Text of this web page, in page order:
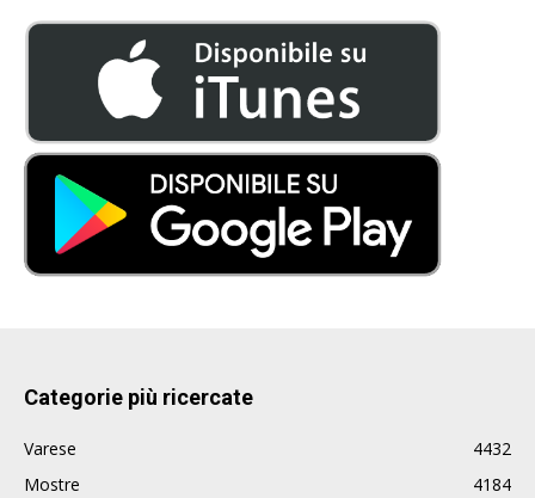
Categorie più ricercate
Varese
4432
Mostre
4184